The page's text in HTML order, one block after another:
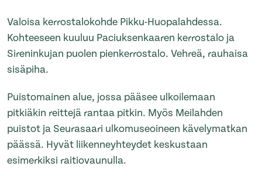
Valoisa kerrostalokohde Pikku-Huopalahdessa.
Kohteeseen kuuluu Paciuksenkaaren kerrostalo ja
Sireninkujan puolen pienkerrostalo. Vehreä, rauhaisa
sisäpiha.
Puistomainen alue, jossa pääsee ulkoilemaan
pitkiäkin reittejä rantaa pitkin. Myös Meilahden
puistot ja Seurasaari ulkomuseoineen kävelymatkan
päässä. Hyvät liikenneyhteydet keskustaan
esimerkiksi raitiovaunulla.